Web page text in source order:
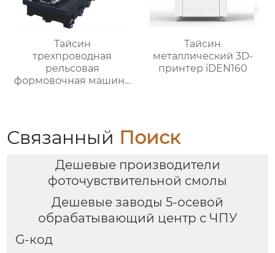
Тайсин
трехпроводная
рельсовая
формовочная машина
Тайсин
металлический 3D-
принтер iDEN160
Связанный Поиск
Дешевые производители
фоточувствительной смолы
Дешевые заводы 5-осевой
обрабатывающий центр с ЧПУ
G-код